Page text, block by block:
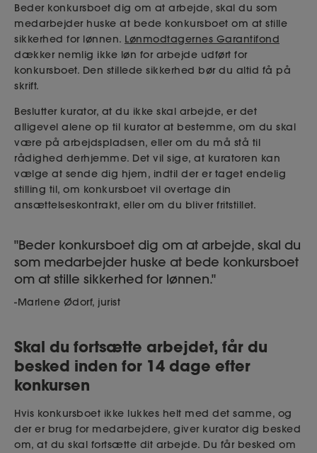
Beder konkursboet dig om at arbejde, skal du som
medarbejder huske at bede konkursboet om at stille
sikkerhed for lønnen. Lønmodtagernes Garantifond
dækker nemlig ikke løn for arbejde udført for
konkursboet. Den stillede sikkerhed bør du altid få på
skrift.
Beslutter kurator, at du ikke skal arbejde, er det
alligevel alene op til kurator at bestemme, om du skal
være på arbejdspladsen, eller om du må stå til
rådighed derhjemme. Det vil sige, at kuratoren kan
vælge at sende dig hjem, indtil der er taget endelig
stilling til, om konkursboet vil overtage din
ansættelseskontrakt, eller om du bliver fritstillet.
Beder konkursboet dig om at arbejde, skal du
som medarbejder huske at bede konkursboet
om at stille sikkerhed for lønnen.
Marlene Ødorf, jurist
Skal du fortsætte arbejdet, får du
besked inden for 14 dage efter
konkursen
Hvis konkursboet ikke lukkes helt med det samme, og
der er brug for medarbejdere, giver kurator dig besked
om, at du skal fortsætte dit arbejde. Du får besked om